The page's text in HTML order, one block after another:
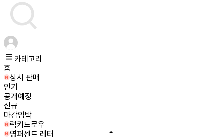
카테고리
홈
상시 판매
인기
공개예정
신규
마감임박
럭키드로우
영퍼센트 레터